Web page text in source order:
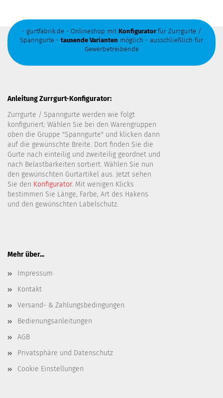
- gurtfabrik.de - Onlineshop mit Konfiguratorfür Zurrgurte /
Spanngurte - tausende Varianten möglich - ausschließlich für
Gewerbetreibende
Anleitung Zurrgurt-Konfigurator:
Zurrgurte / Spanngurte werden wie folgt
konfiguriert: Wählen Sie bei den Warengruppen
oben die Gruppe "Spanngurte" und klicken dann
auf die gewünschte Breite. Dort finden Sie die
Gurte nach einteilig und zweiteilig geordnet und
nach Belastbarkeiten sortiert. Wählen Sie nun
den gewünschten Gurtartikel aus. Jetzt sehen
Sie den Konfigurator. Mit wenigen Klicks
bestimmen Sie Länge, Farbe, Art des Hakens
und den gewünschten Labelschutz.
Mehr über...
Impressum
Kontakt
Versand- & Zahlungsbedingungen
Bedienungsanleitungen
AGB
Privatsphäre und Datenschutz
Cookie Einstellungen